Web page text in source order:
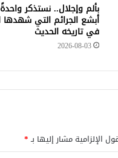
بألم وإجلال.. نستذكر
أبشع الجرائم التي شهدها
في تاريخه الحديث
2026-08-03
الإلزامية مشار إليها بـ*